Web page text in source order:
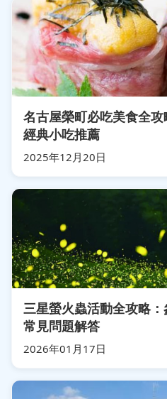
名古屋榮町必吃美食全
經典小吃推薦
2025年12月20日
三星螢火蟲活動全攻略
常見問題解答
2026年01月17日